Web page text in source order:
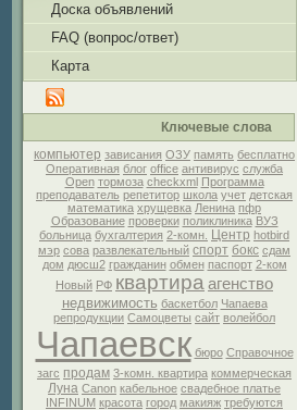
Доска объявлений
FAQ (вопрос/ответ)
Карта
Ключевые слова
компьютер зависания ОЗУ память бесплатно
Оперативная блог office антивирус служба
Open тормоза checkxml Программа
преподаватель репетитор школа учет детская
математика хрущевка Ленина пфр
Образование проверки поликлиника ВУЗ
больница бухгалтерия 2-комн. Центр hotbird
мэр сова развлекательный спорт бокс сдам
дом дюсш2 гражданин обмен паспорт 2-ком
Новый РФ квартира агенство
недвижимость баскетбол Чапаева
репродукции Самоцветы сайт волейбол
Чапаевск бюро Справочное
загс продам 3-комн. квартира коммерческая
Луна Canon кабельное свадебное платье
INFINUM красота город макияж требуются